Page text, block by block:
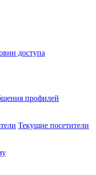
доступа
профилей
Текущие посетители